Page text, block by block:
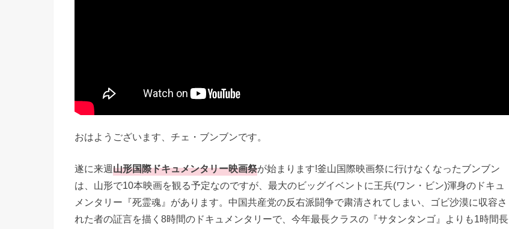
おはようございます、チェ・ブンブンです。
遂に来週山形国際ドキュメンタリー映画祭が始まります!釜山国際映画祭に行けなくなったブンブン
は、山形で10本映画を観る予定なのですが、最大のビッグイベントに王兵(ワン・ビン)渾身のドキュ
メンタリー『死霊魂』があります。中国共産党の反右派闘争で粛清されてしまい、ゴビ沙漠に収容さ
れた者の証言を描く8時間のドキュメンタリーで、今年最長クラスの『サタンタンゴ』よりも1時間長